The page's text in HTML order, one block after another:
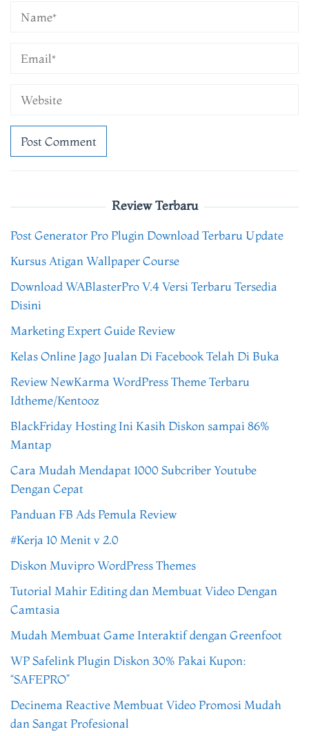
Review Terbaru
Post Generator Pro Plugin Download Terbaru Update
Kursus Atigan Wallpaper Course
Download WABlasterPro V.4 Versi Terbaru Tersedia
Disini
Marketing Expert Guide Review
Kelas Online Jago Jualan Di Facebook Telah Di Buka
Review NewKarma WordPress Theme Terbaru
Idtheme/Kentooz
BlackFriday Hosting Ini Kasih Diskon sampai 86%
Mantap
Cara Mudah Mendapat 1000 Subcriber Youtube
Dengan Cepat
Panduan FB Ads Pemula Review
#Kerja 10 Menit v 2.0
Diskon Muvipro WordPress Themes
Tutorial Mahir Editing dan Membuat Video Dengan
Camtasia
Mudah Membuat Game Interaktif dengan Greenfoot
WP Safelink Plugin Diskon 30% Pakai Kupon:
“SAFEPRO”
Decinema Reactive Membuat Video Promosi Mudah
dan Sangat Profesional